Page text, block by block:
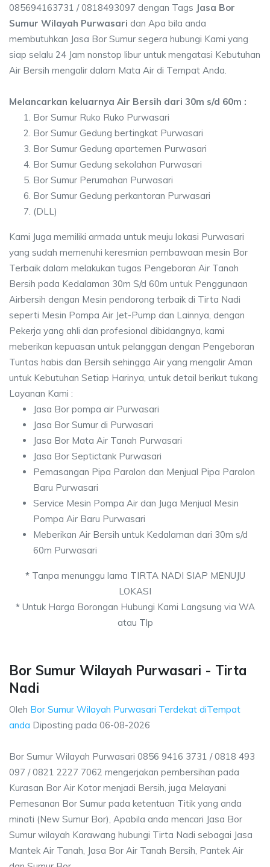
085694163731 / 0818493097 dengan Tags Jasa Bor
Sumur Wilayah Purwasari dan Apa bila anda
membutuhkan Jasa Bor Sumur segera hubungi Kami yang
siap selalu 24 Jam nonstop libur untuk mengatasi Kebutuhan
Air Bersih mengalir dalam Mata Air di Tempat Anda.
Melancarkan keluarnya Air Bersih dari 30m s/d 60m :
Bor Sumur Ruko Ruko Purwasari
Bor Sumur Gedung bertingkat Purwasari
Bor Sumur Gedung apartemen Purwasari
Bor Sumur Gedung sekolahan Purwasari
Bor Sumur Perumahan Purwasari
Bor Sumur Gedung perkantoran Purwasari
(DLL)
Kami Juga memiliki armada untuk meuju lokasi Purwasari
yang sudah memenuhi keresmian pembawaan mesin Bor
Terbaik dalam melakukan tugas Pengeboran Air Tanah
Bersih pada Kedalaman 30m S/d 60m untuk Penggunaan
Airbersih dengan Mesin pendorong terbaik di Tirta Nadi
seperti Mesin Pompa Air Jet-Pump dan Lainnya, dengan
Pekerja yang ahli dan profesional dibidangnya, kami
meberikan kepuasan untuk pelanggan dengan Pengeboran
Tuntas habis dan Bersih sehingga Air yang mengalir Aman
untuk Kebutuhan Setiap Harinya, untuk detail berikut tukang
Layanan Kami :
Jasa Bor pompa air Purwasari
Jasa Bor Sumur di Purwasari
Jasa Bor Mata Air Tanah Purwasari
Jasa Bor Septictank Purwasari
Pemasangan Pipa Paralon dan Menjual Pipa Paralon
Baru Purwasari
Service Mesin Pompa Air dan Juga Menjual Mesin
Pompa Air Baru Purwasari
Meberikan Air Bersih untuk Kedalaman dari 30m s/d
60m Purwasari
*Tanpa menunggu lama TIRTA NADI SIAP MENUJU
LOKASI
*Untuk Harga Borongan Hubungi Kami Langsung via WA
atau Tlp
Bor Sumur Wilayah Purwasari - Tirta
Nadi
Oleh Bor Sumur Wilayah Purwasari Terdekat diTempat
anda Diposting pada 06-08-2026
Bor Sumur Wilayah Purwasari 0856 9416 3731 / 0818 493
097 / 0821 2227 7062 mengerjakan pembersihan pada
Kurasan Bor Air Kotor menjadi Bersih, juga Melayani
Pemesanan Bor Sumur pada ketentuan Titik yang anda
minati (New Sumur Bor), Apabila anda mencari Jasa Bor
Sumur wilayah Karawang hubungi Tirta Nadi sebagai Jasa
Mantek Air Tanah, Jasa Bor Air Tanah Bersih, Pantek Air